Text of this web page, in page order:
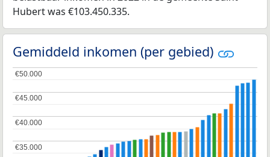
Hubert was €103.450.335.
Gemiddeld inkomen (per gebied)
€35.000
€35.000
€40.000
€40.000
€45.000
€45.000
€50.000
€50.000